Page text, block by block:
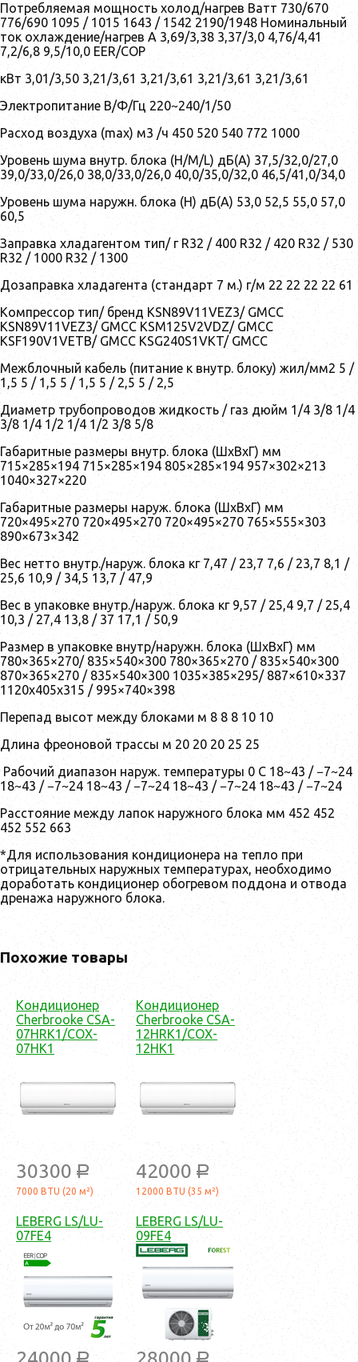
Потребляемая мощность холод/нагрев Ватт 730/670
776/690 1095 / 1015 1643 / 1542 2190/1948 Номинальный
ток охлаждение/нагрев А 3,69/3,38 3,37/3,0 4,76/4,41
7,2/6,8 9,5/10,0 EER/COP
кВт 3,01/3,50 3,21/3,61 3,21/3,61 3,21/3,61 3,21/3,61
Электропитание В/Ф/Гц 220~240/1/50
Расход воздуха (max) м3 /ч 450 520 540 772 1000
Уровень шума внутр. блока (H/M/L) дБ(А) 37,5/32,0/27,0
39,0/33,0/26,0 38,0/33,0/26,0 40,0/35,0/32,0 46,5/41,0/34,0
Уровень шума наружн. блока (H) дБ(А) 53,0 52,5 55,0 57,0
60,5
Заправка хладагентом тип/ г R32 / 400 R32 / 420 R32 / 530
R32 / 1000 R32 / 1300
Дозаправка хладагента (стандарт 7 м.) г/м 22 22 22 22 61
Компрессор тип/ бренд KSN89V11VEZ3/ GMCC
KSN89V11VEZ3/ GMCC KSM125V2VDZ/ GMCC
KSF190V1VETB/ GMCC KSG240S1VKT/ GMCC
Межблочный кабель (питание к внутр. блоку) жил/мм2 5 /
1,5 5 / 1,5 5 / 1,5 5 / 2,5 5 / 2,5
Диаметр трубопроводов жидкость / газ дюйм 1/4 3/8 1/4
3/8 1/4 1/2 1/4 1/2 3/8 5/8
Габаритные размеры внутр. блока (ШxВxГ) мм
715×285×194 715×285×194 805×285×194 957×302×213
1040×327×220
Габаритные размеры наруж. блока (ШxВxГ) мм
720×495×270 720×495×270 720×495×270 765×555×303
890×673×342
Вес нетто внутр./наруж. блока кг 7,47 / 23,7 7,6 / 23,7 8,1 /
25,6 10,9 / 34,5 13,7 / 47,9
Вес в упаковке внутр./наруж. блока кг 9,57 / 25,4 9,7 / 25,4
10,3 / 27,4 13,8 / 37 17,1 / 50,9
Размер в упаковке внутр/наружн. блока (ШxВxГ) мм
780×365×270/ 835×540×300 780×365×270 / 835×540×300
870×365×270 / 835×540×300 1035×385×295/ 887×610×337
1120х405х315 / 995×740×398
Перепад высот между блоками м 8 8 8 10 10
Длина фреоновой трассы м 20 20 20 25 25
Рабочий диапазон наруж. температуры 0 С 18~43 / −7~24
18~43 / −7~24 18~43 / −7~24 18~43 / −7~24 18~43 / −7~24
Расстояние между лапок наружного блока мм 452 452
452 552 663
*Для использования кондиционера на тепло при
отрицательных наружных температурах, необходимо
доработать кондиционер обогревом поддона и отвода
дренажа наружного блока.
Похожие товары
Кондиционер
Cherbrooke CSA-
07HRK1/COX-
07HK1
30300 a
7000 BTU (20 м²)
Кондиционер
Cherbrooke CSA-
12HRK1/COX-
12HK1
42000 a
12000 BTU (35 м²)
LEBERG LS/LU-
07FE4
LEBERG LS/LU-
09FE4